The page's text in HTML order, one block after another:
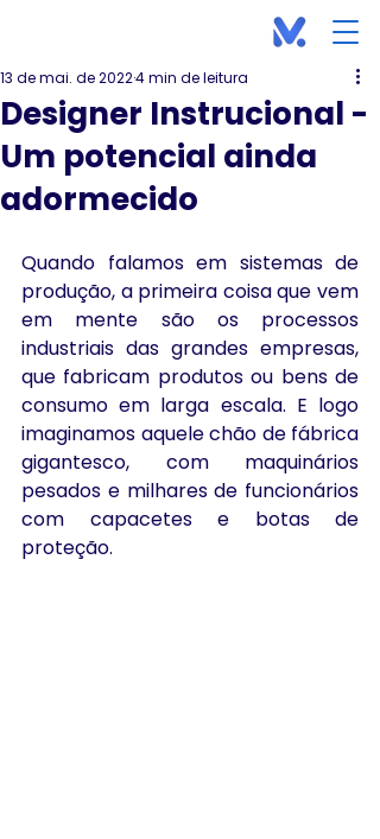
Designer Instrucional -
Um potencial ainda
adormecido
13 de mai. de 20224 min de leitura
Quando falamos em sistemas de
produção, a primeira coisa que vem
em mente são os processos
industriais das grandes empresas,
que fabricam produtos ou bens de
consumo em larga escala. E logo
imaginamos aquele chão de fábrica
gigantesco, com maquinários
pesados e milhares de funcionários
com capacetes e botas de
proteção.